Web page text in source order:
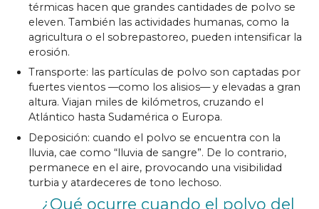
térmicas hacen que grandes cantidades de polvo se
eleven. También las actividades humanas, como la
agricultura o el sobrepastoreo, pueden intensificar la
erosión.
Transporte: las partículas de polvo son captadas por
fuertes vientos —como los alisios— y elevadas a gran
altura. Viajan miles de kilómetros, cruzando el
Atlántico hasta Sudamérica o Europa.
Deposición: cuando el polvo se encuentra con la
lluvia, cae como “lluvia de sangre”. De lo contrario,
permanece en el aire, provocando una visibilidad
turbia y atardeceres de tono lechoso.
¿Qué ocurre cuando el polvo del